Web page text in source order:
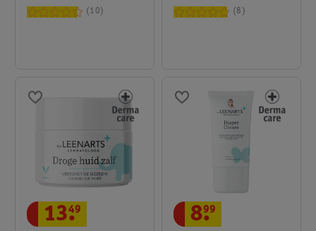
10 8
13.
49 8.
99